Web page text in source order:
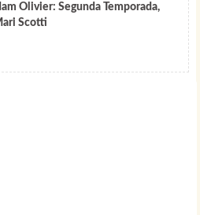
Olivier: Segunda Temporada,
Scotti